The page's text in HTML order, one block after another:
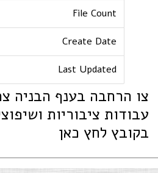
File Count
Create Date
Last Updated
צו הרחבה בענף הבניה
בקובץ לחץ כאן